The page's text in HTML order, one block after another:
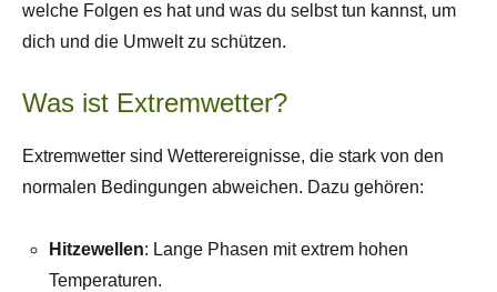
welche Folgen es hat und was du selbst tun kannst, um
dich und die Umwelt zu schützen.
Was ist Extremwetter?
Extremwetter sind Wetterereignisse, die stark von den
normalen Bedingungen abweichen. Dazu gehören:
Hitzewellen: Lange Phasen mit extrem hohen
Temperaturen.